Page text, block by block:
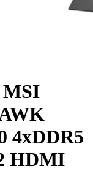
MSI
4xDDR5
HDMI